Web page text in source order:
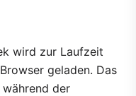
wird zur Laufzeit
geladen. Das
der